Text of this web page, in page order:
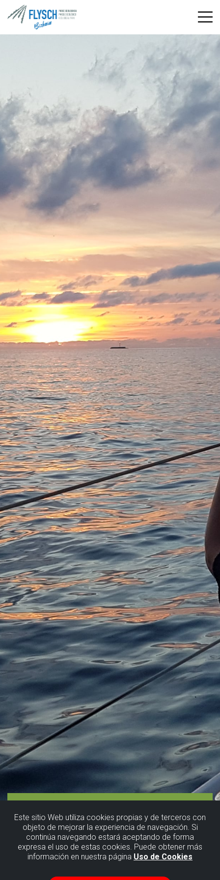
Este sitio Web utiliza cookies propias y de terceros con
objeto de mejorar la experiencia de navegación. Si
continúa navegando estará aceptando de forma
expresa el uso de estas cookies. Puede obtener más
información en nuestra página Uso de Cookies